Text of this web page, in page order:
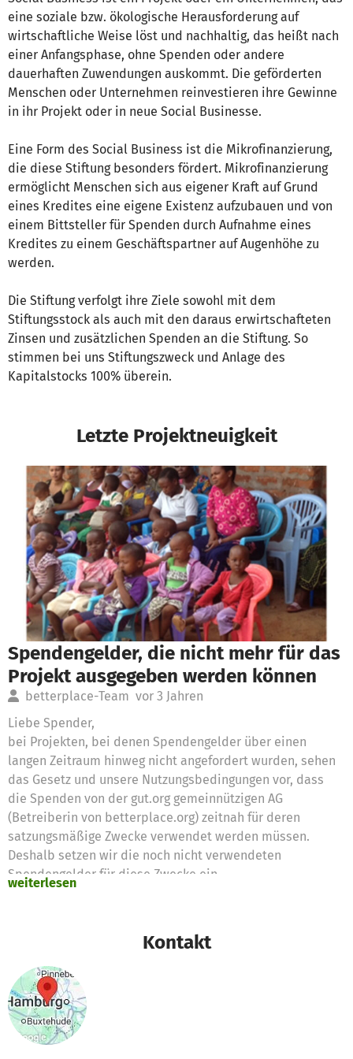
eine soziale bzw. ökologische Herausforderung auf
wirtschaftliche Weise löst und nachhaltig, das heißt nach
einer Anfangsphase, ohne Spenden oder andere
dauerhaften Zuwendungen auskommt. Die geförderten
Menschen oder Unternehmen reinvestieren ihre Gewinne
in ihr Projekt oder in neue Social Businesse.
Eine Form des Social Business ist die Mikrofinanzierung,
die diese Stiftung besonders fördert. Mikrofinanzierung
ermöglicht Menschen sich aus eigener Kraft auf Grund
eines Kredites eine eigene Existenz aufzubauen und von
einem Bittsteller für Spenden durch Aufnahme eines
Kredites zu einem Geschäftspartner auf Augenhöhe zu
werden.
Die Stiftung verfolgt ihre Ziele sowohl mit dem
Stiftungsstock als auch mit den daraus erwirtschafteten
Zinsen und zusätzlichen Spenden an die Stiftung. So
stimmen bei uns Stiftungszweck und Anlage des
Kapitalstocks 100% überein.
Letzte Projektneuigkeit
Spendengelder, die nicht mehr für das
Projekt ausgegeben werden können
betterplace-Team vor 3 Jahren
Liebe Spender,
bei Projekten, bei denen Spendengelder über einen
langen Zeitraum hinweg nicht angefordert wurden, sehen
das Gesetz und unsere Nutzungsbedingungen vor, dass
die Spenden von der gut.org gemeinnützigen AG
(Betreiberin von betterplace.org) zeitnah für deren
satzungsmäßige Zwecke verwendet werden müssen.
Deshalb setzen wir die noch nicht verwendeten
Spendengelder für diese Zwecke ein
weiterlesen
Kontakt